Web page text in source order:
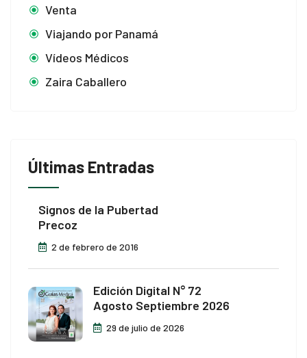
Venta
Viajando por Panamá
Vídeos Médicos
Zaira Caballero
Últimas Entradas
Signos de la Pubertad
Precoz
2 de febrero de 2016
Edición Digital N° 72
Agosto Septiembre 2026
29 de julio de 2026